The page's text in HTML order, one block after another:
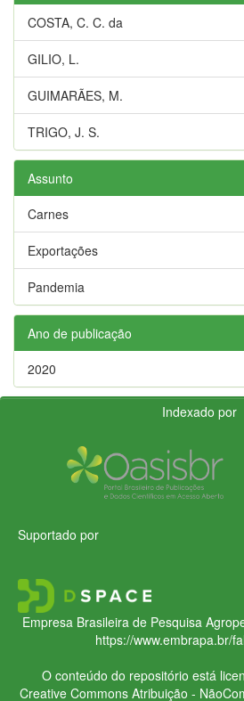
COSTA, C. C. da
GILIO, L.
GUIMARÃES, M.
TRIGO, J. S.
Assunto
Carnes
Exportações
Pandemia
Ano de publicação
2020
Indexado por
Suportado por
Empresa Brasileira de Pesquisa
https://www.embrapa.br/
O conteúdo do repositório está
Creative CommonsAtribuição -